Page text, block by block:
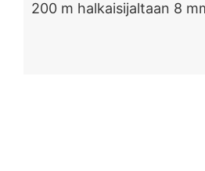
200 m halkaisijaltaan 8